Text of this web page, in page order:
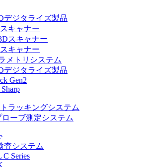
デジタライズ製品
キャナー
スキャナー
キャナー
メトリシステム
デジタライズ製品
Gen2
ラッキングシステム
ローブ測定システム
査システム
Series